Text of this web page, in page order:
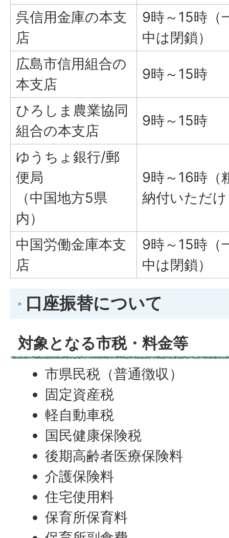
呉信用金庫の本支
店
9時～15時（
中は閉鎖）
広島市信用組合の
本支店
9時～15時
ひろしま農業協同
組合の本支店
9時～15時
ゆうちょ銀行/郵
便局
（中国地方5県
内）
9時～16時（
納付いただ
中国労働金庫本支
店
9時～15時（
中は閉鎖）
口座振替について
対象となる市税・料金等
市県民税（普通徴収）
固定資産税
軽自動車税
国民健康保険税
後期高齢者医療保険料
介護保険料
住宅使用料
保育所保育料